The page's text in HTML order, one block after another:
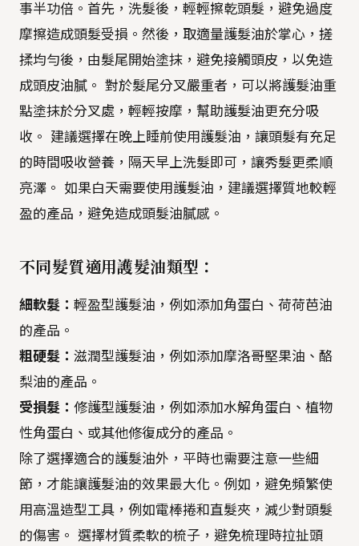
事半功倍。首先，洗髮後，輕輕擦乾頭髮，避免過度
摩擦造成頭髮受損。然後，取適量護髮油於掌心，搓
揉均勻後，由髮尾開始塗抹，避免接觸頭皮，以免造
成頭皮油膩。 對於髮尾分叉嚴重者，可以將護髮油重
點塗抹於分叉處，輕輕按摩，幫助護髮油更充分吸
收。 建議選擇在晚上睡前使用護髮油，讓頭髮有充足
的時間吸收營養，隔天早上洗髮即可，讓秀髮更柔順
亮澤。 如果白天需要使用護髮油，建議選擇質地較輕
盈的產品，避免造成頭髮油膩感。
不同髮質適用護髮油類型：
細軟髮： 輕盈型護髮油，例如添加角蛋白、荷荷芭油
的產品。
粗硬髮： 滋潤型護髮油，例如添加摩洛哥堅果油、酪
梨油的產品。
受損髮： 修護型護髮油，例如添加水解角蛋白、植物
性角蛋白、或其他修復成分的產品。
除了選擇適合的護髮油外，平時也需要注意一些細
節，才能讓護髮油的效果最大化。例如，避免頻繁使
用高溫造型工具，例如電棒捲和直髮夾，減少對頭髮
的傷害。 選擇材質柔軟的梳子，避免梳理時拉扯頭